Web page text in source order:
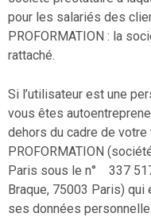
pour les salariés des
PROFORMATION : la
rattaché.
Si l’utilisateur est une
vous êtes
dehors du cadre de votre
PROFORMATION
Paris sous le n° 337
Braque, 75003 Paris)
ses données